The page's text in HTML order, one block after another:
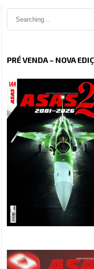
PRÉ VENDA – NOVA